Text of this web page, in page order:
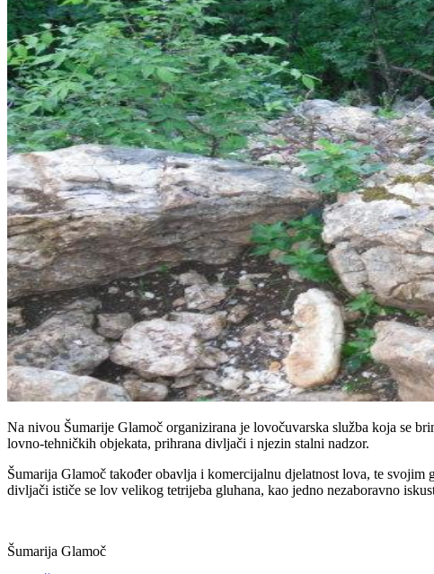
Na nivou Šumarije Glamoč organizirana je lovočuvarska služba koja se
lovno-tehničkih objekata, prihrana divljači i njezin stalni nadzor.
Šumarija Glamoč također obavlja i komercijalnu djelatnost lova, te
divljači ističe se lov velikog tetrijeba gluhana, kao jedno nezaboravno
Šumarija Glamoč